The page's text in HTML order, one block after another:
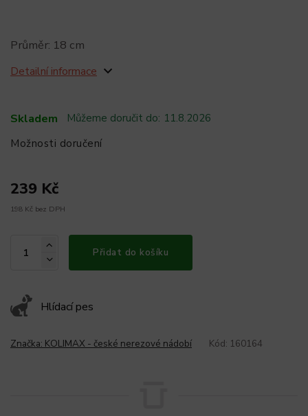
Skladem Můžeme doručit do: 11.8.2026
Možnosti doručení
239 Kč
198 Kč bez DPH
Přidat do košíku
Hlídací pes
Průměr: 18 cm
Detailní informace
Značka: KOLIMAX - české nerezové nádobí Kód: 160164